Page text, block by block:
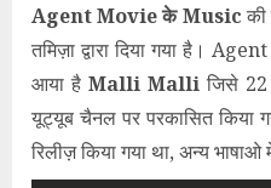
Agent Movie के Music की
तमिज़ा द्वारा दिया गया है।
आया है Malli Malliजिसे 22
यूट्यूब चैनल पर परकासित किया
रिलीज़ किया गया था, अन्य भाषाओ